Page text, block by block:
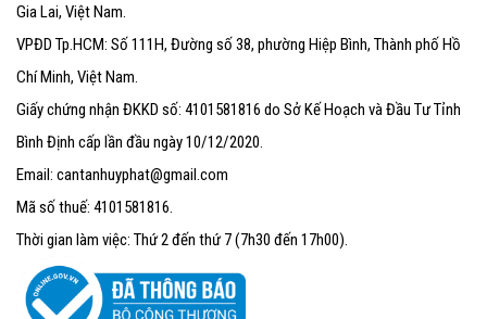
Gia Lai, Việt Nam.
VPĐD Tp.HCM: Số 111H, Đường số 38, phường Hiệp Bình, Thành phố Hồ
Chí Minh, Việt Nam.
Giấy chứng nhận ĐKKD số: 4101581816 do Sở Kế Hoạch và Đầu Tư Tỉnh
Bình Định cấp lần đầu ngày 10/12/2020.
Email: cantanhuyphat@gmail.com
Mã số thuế: 4101581816.
Thời gian làm việc: Thứ 2 đến thứ 7 (7h30 đến 17h00).